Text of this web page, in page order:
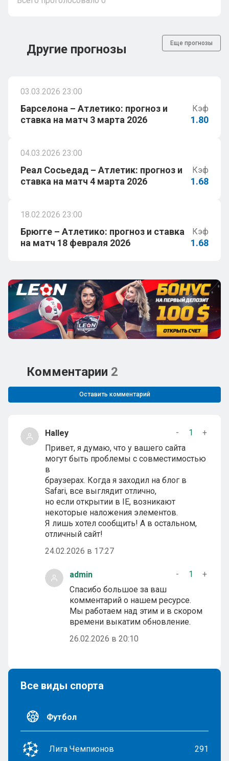
Другие прогнозы Еще прогнозы
03.03.2026 23:00
Барселона – Атлетико: прогноз и
ставка на матч 3 марта 2026
Кэф
1.80
04.03.2026 23:00
Реал Сосьедад – Атлетик: прогноз и
ставка на матч 4 марта 2026
Кэф
1.68
18.02.2026 23:00
Брюгге – Атлетико: прогноз и ставка
на матч 18 февраля 2026
Кэф
1.68
Комментарии 2
Оставить комментарий
Halley - 1
+
Привет, я думаю, что у вашего сайта
могут быть проблемы с совместимостью
в
браузерах. Когда я заходил на блог в
Safari, все выглядит отлично,
но если открытии в IE, возникают
некоторые наложения элементов.
Я лишь хотел сообщить! А в остальном,
отличный сайт!
24.02.2026 в 17:27
admin - 1
+
Спасибо большое за ваш
комментарий о нашем ресурсе.
Мы работаем над этим и в скором
времени выкатим обновление.
26.02.2026 в 20:10
Все виды спорта
Футбол
Лига Чемпионов 291